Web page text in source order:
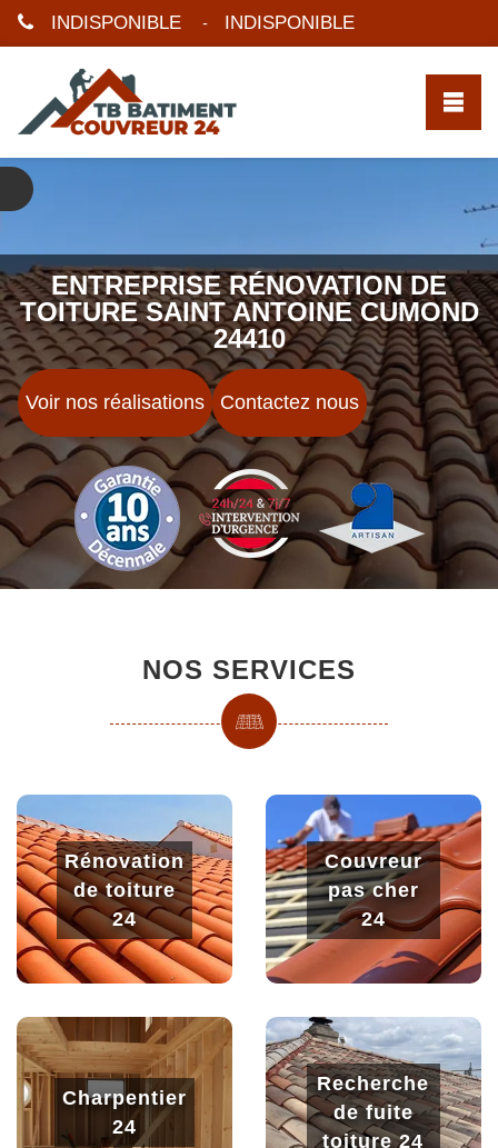
INDISPONIBLE - INDISPONIBLE
ENTREPRISE RÉNOVATION DE
TOITURE SAINT ANTOINE CUMOND
24410
Voir nos réalisations Contactez nous
NOS SERVICES
Rénovation
de toiture
24
Couvreur
pas cher
24
Charpentier
24
Recherche
de fuite
toiture 24